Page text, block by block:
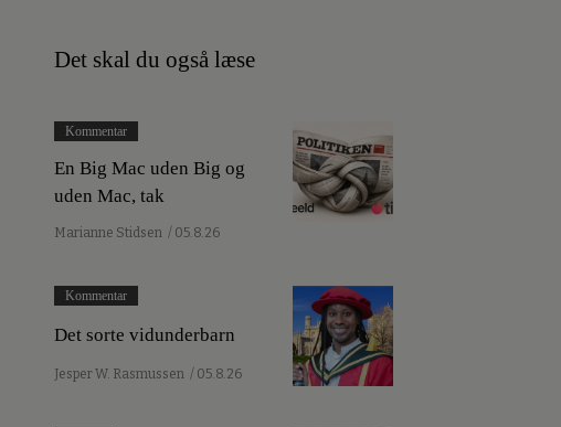
Det skal du også læse
Kommentar
En Big Mac uden Big og
uden Mac, tak
Marianne Stidsen / 05.8.26
Kommentar
Det sorte vidunderbarn
Jesper W. Rasmussen / 05.8.26